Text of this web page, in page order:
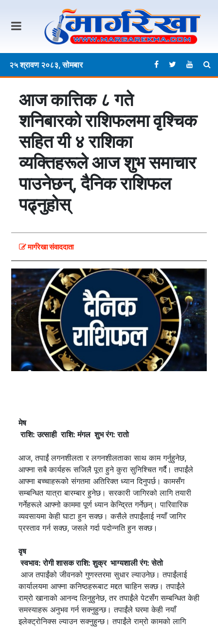
२५ श्रावण २०८३, सोमबार
आज कात्तिक ८ गते
शनिबारकाे राशिफलमा वृश्चिक
सहित यी ४ राशिका
व्यक्तिहरूले आज शुभ समाचार
पाउनेछन्, दैनिक राशिफल
पढ्नुहोस्
मार्गरेखा संवाददाता
मेष
राशि: उत्साही राशि: मंगल शुभ रंग: रातो
आज, तपाईं लगनशीलता र लगनशीलताका साथ काम गर्नुहुनेछ,
आफ्ना सबै कार्यहरू सजिलै पूरा हुने कुरा सुनिश्चित गर्दै। तपाईंले
आफ्ना बच्चाहरूको संगतमा अतिरिक्त ध्यान दिनुपर्छ। कामसँग
सम्बन्धित यात्रा बारम्बार हुनेछ। सरकारी जागिरको लागि तयारी
गर्नेहरूले आफ्नो काममा पूर्ण ध्यान केन्द्रित गर्नेछन्। पारिवारिक
व्यवसायमा केही घाटा हुन सक्छ। कसैले तपाईंलाई नयाँ जागिर
प्रस्ताव गर्न सक्छ, जसले गर्दा पदोन्नति हुन सक्छ।
वृष
स्वभाव: रोगी शासकराशि: शुक्र भाग्यशाली रंग: सेतो
आज तपाईंको जीवनको गुणस्तरमा सुधार ल्याउनेछ। तपाईंलाई
कार्यालयमा आफ्ना कनिष्ठहरूबाट मद्दत चाहिन सक्छ। तपाईंले
राम्रो खानाको आनन्द लिनुहुनेछ, तर तपाईंले पेटसँग सम्बन्धित केही
समस्याहरू अनुभव गर्न सक्नुहुन्छ। तपाईंले घरमा केही नयाँ
इलेक्ट्रोनिक्स ल्याउन सक्नुहुन्छ। तपाईंले राम्रो कामको लागि